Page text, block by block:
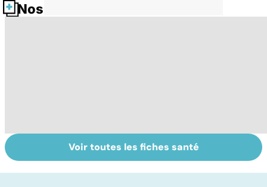
Nos fiches santé
Anesthésie
générale : mieux
Faire du sport à
domicile, c'est
Voir toutes les fiches santé